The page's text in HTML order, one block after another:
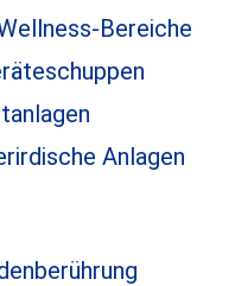
Bereiche
Anlagen